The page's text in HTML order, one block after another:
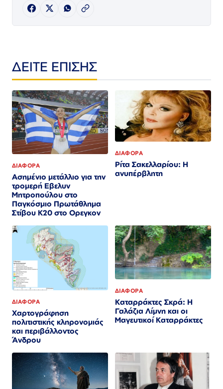
ΔΕΙΤΕ ΕΠΙΣΗΣ
ΔΙΑΦΟΡΑ
Ασημένιο μετάλλιο για την
τρομερή Εβελυν
Μητροπούλου στο
Παγκόσμιο Πρωτάθλημα
Στίβου Κ20 στο Ορεγκον
ΔΙΑΦΟΡΑ
Ρίτα Σακελλαρίου: Η
ανυπέρβλητη
ΔΙΑΦΟΡΑ
Χαρτογράφηση
πολιτιστικής κληρονομιάς
και περιβάλλοντος
Άνδρου
ΔΙΑΦΟΡΑ
Καταρράκτες Σκρά: Η
Γαλάζια Λίμνη και οι
Μαγευτικοί Καταρράκτες